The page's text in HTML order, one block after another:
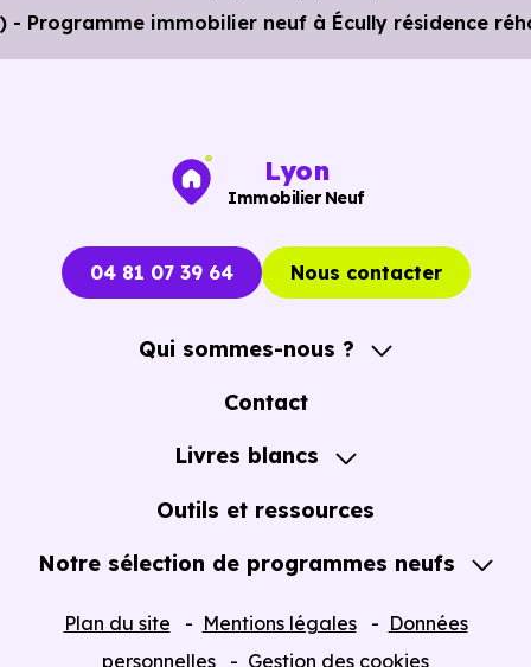
- Programme immobilier neuf à Écully résidence
Lyon
Immobilier Neuf
04 81 07 39 64 Nous contacter
Qui sommes-nous ?
A propos
Contact
Livres blancs
Guide de l'Achat immobilier neuf en VEFA
Outils et ressources
Notre sélection de programmes neufs
Plan du site Mentions légales
Données
personnelles
Gestion des cookies